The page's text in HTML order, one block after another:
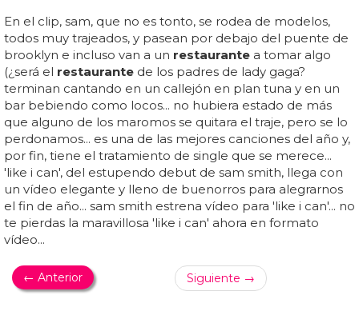
En el clip, sam, que no es tonto, se rodea de modelos,
todos muy trajeados, y pasean por debajo del puente de
brooklyn e incluso van a un restaurante a tomar algo
(¿será el restaurante de los padres de lady gaga?
terminan cantando en un callejón en plan tuna y en un
bar bebiendo como locos... no hubiera estado de más
que alguno de los maromos se quitara el traje, pero se lo
perdonamos... es una de las mejores canciones del año y,
por fin, tiene el tratamiento de single que se merece...
'like i can', del estupendo debut de sam smith, llega con
un vídeo elegante y lleno de buenorros para alegrarnos
el fin de año... sam smith estrena vídeo para 'like i can'... no
te pierdas la maravillosa 'like i can' ahora en formato
vídeo...
← Anterior Siguiente →